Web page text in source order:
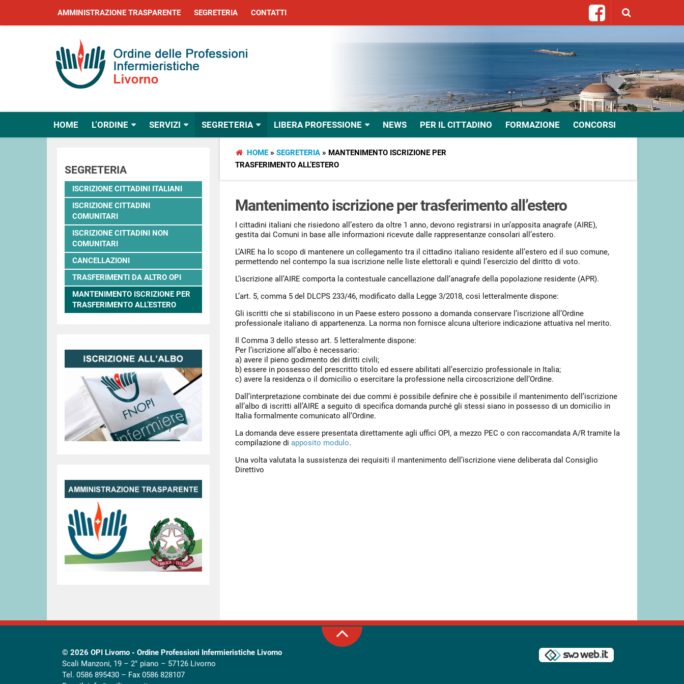
AMMINISTRAZIONE TRASPARENTE SEGRETERIA CONTATTI
HOME L’ORDINE SERVIZI SEGRETERIA LIBERA PROFESSIONE NEWS PER IL CITTADINO FORMAZIONE CONCORSI
HOME» SEGRETERIA » MANTENIMENTO ISCRIZIONE PER
TRASFERIMENTO ALL’ESTERO
Mantenimento iscrizione per trasferimento all’estero
I cittadini italiani che risiedono all’estero da oltre 1 anno, devono registrarsi in un’apposita anagrafe (AIRE),
gestita dai Comuni in base alle informazioni ricevute dalle rappresentanze consolari all’estero.
L’AIRE ha lo scopo di mantenere un collegamento tra il cittadino italiano residente all’estero ed il suo comune,
permettendo nel contempo la sua iscrizione nelle liste elettorali e quindi l’esercizio del diritto di voto.
L’iscrizione all’AIRE comporta la contestuale cancellazione dall’anagrafe della popolazione residente (APR).
L’art. 5, comma 5 del DLCPS 233/46, modificato dalla Legge 3/2018, così letteralmente dispone:
Gli iscritti che si stabiliscono in un Paese estero possono a domanda conservare l’iscrizione all’Ordine
professionale italiano di appartenenza. La norma non fornisce alcuna ulteriore indicazione attuativa nel merito.
Il Comma 3 dello stesso art. 5 letteralmente dispone:
Per l’iscrizione all’albo è necessario:
a) avere il pieno godimento dei diritti civili;
b) essere in possesso del prescritto titolo ed essere abilitati all’esercizio professionale in Italia;
c) avere la residenza o il domicilio o esercitare la professione nella circoscrizione dell’Ordine.
Dall’interpretazione combinate dei due commi è possibile definire che è possibile il mantenimento dell’iscrizione
all’albo di iscritti all’AIRE a seguito di specifica domanda purché gli stessi siano in possesso di un domicilio in
Italia formalmente comunicato all’Ordine.
La domanda deve essere presentata direttamente agli uffici OPI, a mezzo PEC o con raccomandata A/R tramite la
compilazione di apposito modulo.
Una volta valutata la sussistenza dei requisiti il mantenimento dell’iscrizione viene deliberata dal Consiglio
Direttivo
SEGRETERIA
ISCRIZIONE CITTADINI ITALIANI
ISCRIZIONE CITTADINI
COMUNITARI
ISCRIZIONE CITTADINI NON
COMUNITARI
CANCELLAZIONI
TRASFERIMENTI DA ALTRO OPI
MANTENIMENTO ISCRIZIONE PER
TRASFERIMENTO ALL’ESTERO
© 2026 OPI Livorno - Ordine Professioni Infermieristiche Livorno
Scali Manzoni, 19 – 2° piano – 57126 Livorno
Tel. 0586 895430 – Fax 0586 828107